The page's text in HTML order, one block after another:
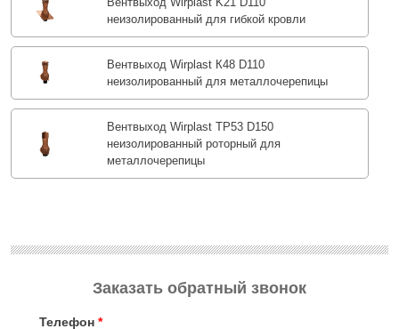
неизолированный для гибкой кровли
Вентвыход Wirplast К48 D110
неизолированный для металлочерепицы
Вентвыход Wirplast TP53 D150
неизолированный роторный для
металлочерепицы
Заказать обратный звонок
Телефон *